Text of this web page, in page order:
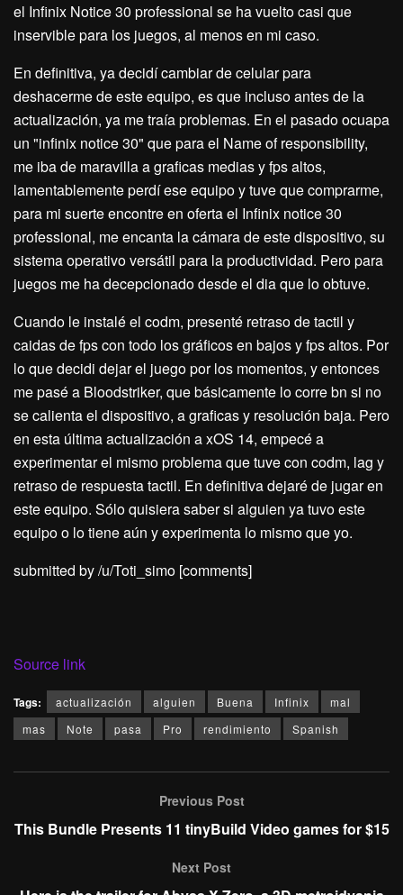
el Infinix Notice 30 professional se ha vuelto casi que
inservible para los juegos, al menos en mi caso.
En definitiva, ya decidí cambiar de celular para
deshacerme de este equipo, es que incluso antes de la
actualización, ya me traía problemas. En el pasado ocuapa
un "infinix notice 30" que para el Name of responsibility,
me iba de maravilla a graficas medias y fps altos,
lamentablemente perdí ese equipo y tuve que comprarme,
para mi suerte encontre en oferta el Infinix notice 30
professional, me encanta la cámara de este dispositivo, su
sistema operativo versátil para la productividad. Pero para
juegos me ha decepcionado desde el dia que lo obtuve.
Cuando le instalé el codm, presenté retraso de tactil y
caidas de fps con todo los gráficos en bajos y fps altos. Por
lo que decidi dejar el juego por los momentos, y entonces
me pasé a Bloodstriker, que básicamente lo corre bn si no
se calienta el dispositivo, a graficas y resolución baja. Pero
en esta última actualización a xOS 14, empecé a
experimentar el mismo problema que tuve con codm, lag y
retraso de respuesta tactil. En definitiva dejaré de jugar en
este equipo. Sólo quisiera saber si alguien ya tuvo este
equipo o lo tiene aún y experimenta lo mismo que yo.
submitted by /u/Toti_simo [comments]
Source link
Tags: actualización alguien Buena Infinix
mal
mas
Note pasa Pro rendimiento Spanish
Previous Post
This Bundle Presents 11 tinyBuild Video games for $15
Next Post